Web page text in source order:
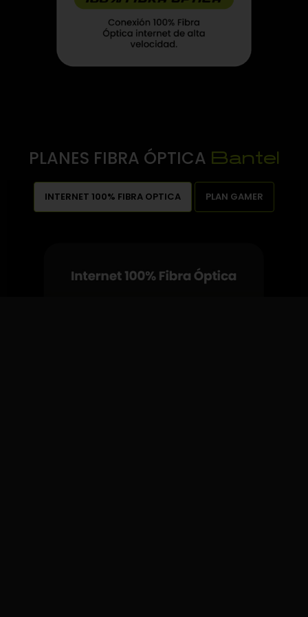
PLANES FIBRA ÓPTICA Bantel
INTERNET 100% FIBRA OPTICA PLAN GAMER